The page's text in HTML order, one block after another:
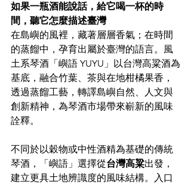
如果一瓶酒能說話，給它喝一杯的時
間，聽它怎麼描述臺灣
在島嶼的風裡，藏著層層香氣；在時間
的蒸餾中，孕育出屬於臺灣的語言。風
土系琴酒「嶼語 YUYU」以台灣高粱酒為
基底，融合竹葉、茶與在地柑橘果香，
透過蒸餾工藝，轉譯島嶼自然、人文與
創新精神，為琴酒市場帶來嶄新的風味
詮釋。
不同於以穀物或中性酒精為基礎的傳統
琴酒，「嶼語」選擇從台灣高粱出發，
建立更具土地辨識度的風味結構。入口